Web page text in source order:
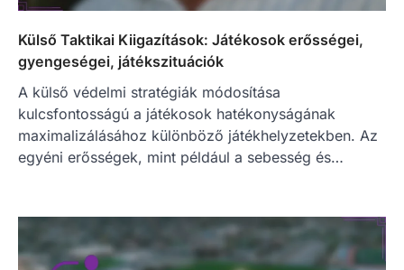
Külső Taktikai Kiigazítások: Játékosok erősségei,
gyengeségei, játékszituációk
A külső védelmi stratégiák módosítása
kulcsfontosságú a játékosok hatékonyságának
maximalizálásához különböző játékhelyzetekben. Az
egyéni erősségek, mint például a sebesség és…